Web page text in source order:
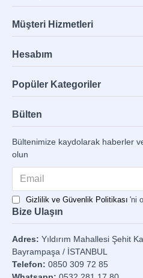
Müşteri Hizmetleri
Hesabım
Popüler Kategoriler
Bülten
Bültenimize kaydolarak haberler
olun
Gizlilik ve Güvenlik Politikası 'ni
Bize Ulaşın
Adres: Yıldırım Mahallesi Şehit
Bayrampaşa / İSTANBUL
Telefon: 0850 309 72 85